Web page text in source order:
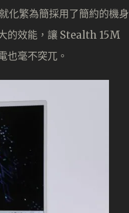
化繁為簡採用了簡約的機身
的效能，讓 Stealth 15M
也毫不突兀。